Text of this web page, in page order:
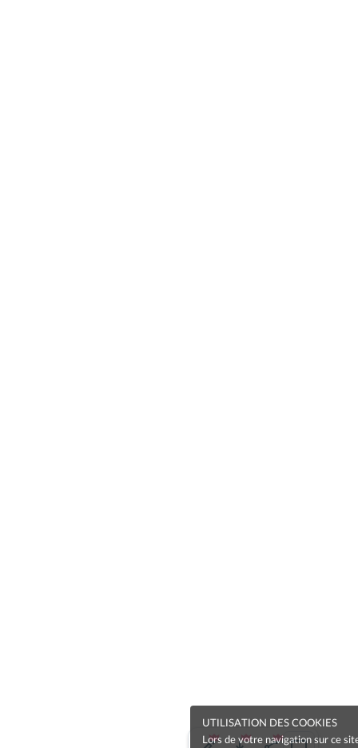
UTILISATION DES COOKIES
Lors de votre navigation sur ce